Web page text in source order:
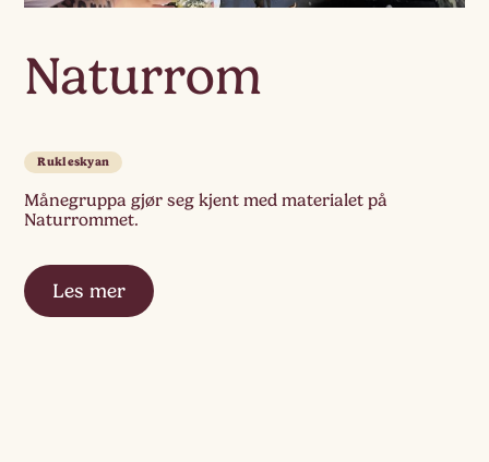
Naturrom
Rukleskyan
Månegruppa gjør seg kjent med materialet på
Naturrommet.
Les mer